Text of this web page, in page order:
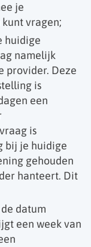
je
vragen;
huidige
namelijk
provider. Deze
is
een
is
bij je huidige
gehouden
hanteert. Dit
datum
een week van